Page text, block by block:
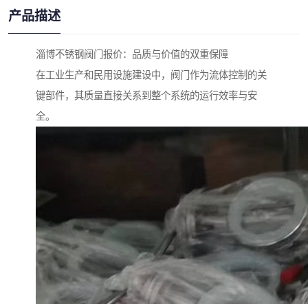
产品描述
淄博不锈钢阀门报价：品质与价值的双重保障
在工业生产和民用设施建设中，阀门作为流体控制的关
键部件，其质量直接关系到整个系统的运行效率与安
全。